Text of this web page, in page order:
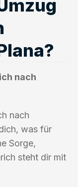
nach
nach
was für
Sorge,
steht dir mit